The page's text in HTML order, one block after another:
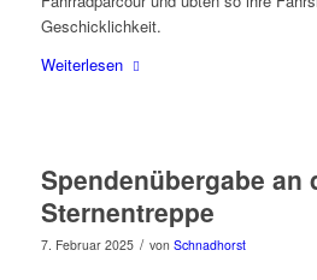
Geschicklichkeit.
Weiterlesen
Spendenübergabe an
Sternentreppe
7. Februar 2025 / von Schnadhorst